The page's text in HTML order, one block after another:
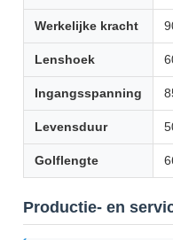
Werkelijke kracht
Lenshoek
Ingangsspanning
Levensduur
Golflengte
Productie- en